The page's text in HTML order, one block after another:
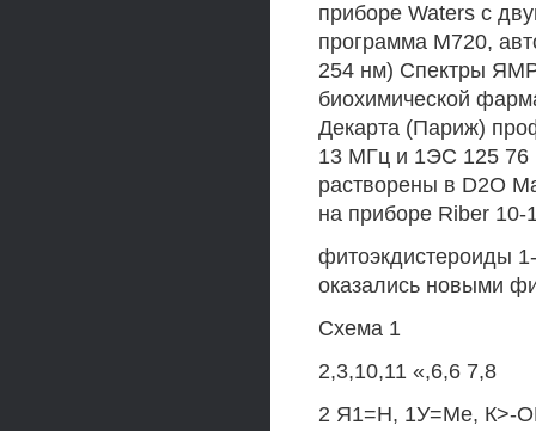
приборе Waters с
программа М720,
254 нм) Спектры
биохимической
Декарта (Париж)
13 МГц и 1ЭС 125
растворены в D2O
на приборе Riber 10-
фитоэкдистероиды
оказались новыми
Схема 1
2,3,10,11 «,6,6 7,8
2 Я1=Н, 1У=Ме, К>-